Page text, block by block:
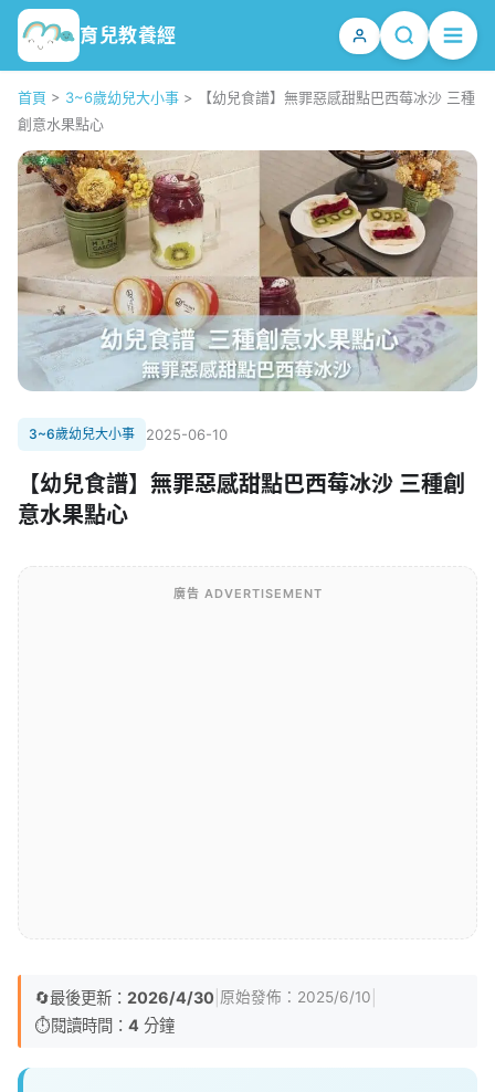
育兒教養經
首頁 > 3~6歲幼兒大小事 >
【幼兒食譜】無罪惡感甜點巴西莓冰沙 三種
創意水果點心
3~6歲幼兒大小事 2025-06-10
【幼兒食譜】無罪惡感甜點巴西莓冰沙 三種創
意水果點心
廣告 ADVERTISEMENT
🔄最後更新： 2026/4/30 原始發佈： 2025/6/10
⏱️閱讀時間： 4 分鐘